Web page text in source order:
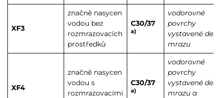
XF3
značně nasycen
vodou bez
rozmrazovacích
prostředků
C30/37
a)
vodorovné
povrchy
vystavené
mrazu
XF4
značně nasycen
vodou s
rozmrazovacími
C30/37
a)
vodorovné
povrchy
vystavené
mrazu a